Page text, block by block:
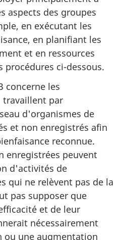
aspects des groupes
en exécutant les
en planifiant les
et en ressources
procédures ci-dessous.
concerne les
travaillent par
d'organismes de
et non enregistrés afin
reconnue.
enregistrées peuvent
d'activités de
qui ne relèvent pas de la
pas supposer que
et de leur
nécessairement
ou une augmentation